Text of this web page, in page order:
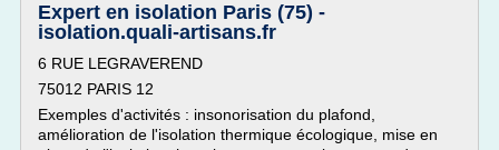
Expert en isolation Paris (75) -
isolation.quali-artisans.fr
6 RUE LEGRAVEREND
75012 PARIS 12
Exemples d'activités : insonorisation du plafond,
amélioration de l'isolation thermique écologique, mise en